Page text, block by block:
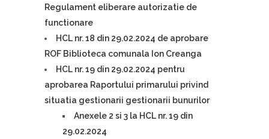
Regulament eliberare autorizatie de
functionare
HCL nr. 18 din 29.02.2024 de aprobare
ROF Biblioteca comunala Ion Creanga
HCL nr. 19 din 29.02.2024 pentru
aprobarea Raportului primarului privind
situatia gestionarii gestionarii bunurilor
Anexele 2 si 3 la HCL nr. 19 din
29.02.2024